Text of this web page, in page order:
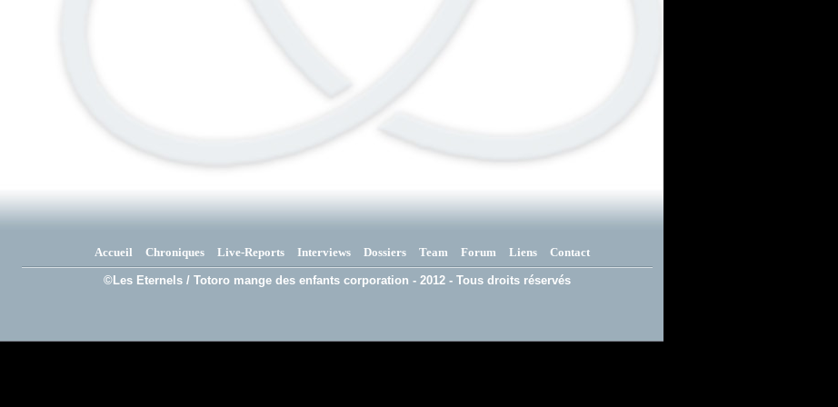
Accueil Chroniques Live-Reports Interviews Dossiers Team Forum Liens Contact
©Les Eternels / Totoro mange des enfants corporation - 2012 - Tous droits réservés